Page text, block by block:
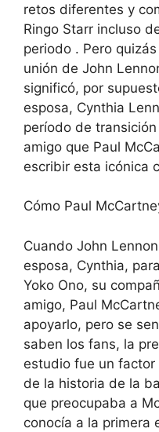
retos diferentes y
Ringo Starr incluso
periodo . Pero
unión de John
significó, por
esposa, Cynthia
período de
amigo que Paul
escribir esta icónica
Cómo Paul
Cuando John
esposa, Cynthia,
Yoko Ono, su
amigo, Paul
apoyarlo, pero se
saben los fans, la
estudio fue un
de la historia de la
que preocupaba a
conocía a la primera